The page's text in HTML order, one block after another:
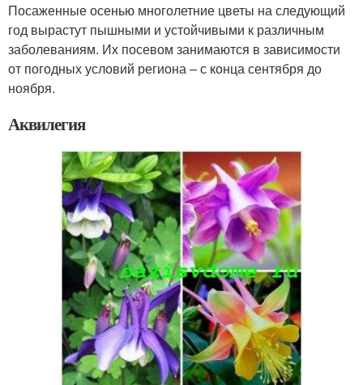
Посаженные осенью многолетние цветы на следующий
год вырастут пышными и устойчивыми к различным
заболеваниям. Их посевом занимаются в зависимости
от погодных условий региона – с конца сентября до
ноября.
Аквилегия